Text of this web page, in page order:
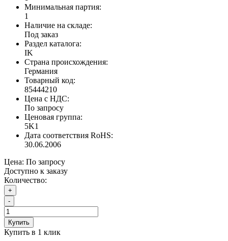
Минимальная партия:
1
Наличие на складе:
Под заказ
Раздел каталога:
IK
Страна происхождения:
Германия
Товарный код:
85444210
Цена с НДС:
По запросу
Ценовая группа:
5K1
Дата соответствия RoHS:
30.06.2006
Цена: По запросу
Доступно к заказу
Количество:
+
-
Купить
Купить в 1 клик